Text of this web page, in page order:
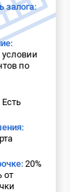
залога:
по
Есть
20%
от